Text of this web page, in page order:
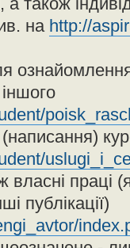
а також
на http://
власні праці
публікації)